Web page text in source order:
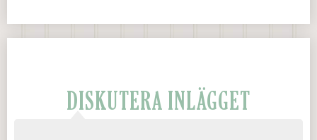
DISKUTERA INLÄGGET